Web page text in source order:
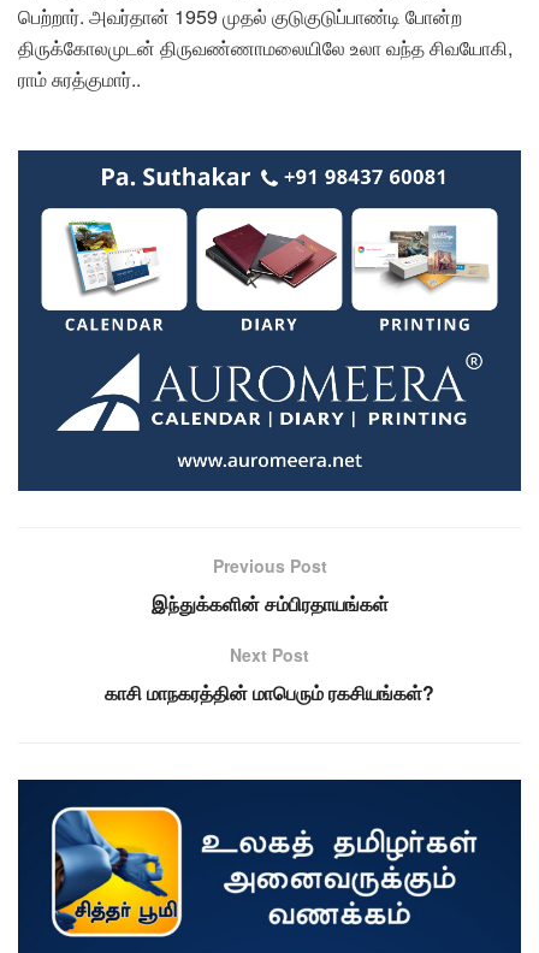
பெற்றார். அவர்தான் 1959 முதல் குடுகுடுப்பாண்டி போன்ற
திருக்கோலமுடன் திருவண்ணாமலையிலே உலா வந்த சிவயோகி,
ராம் சுரத்குமார்..
Previous Post
இந்துக்களின் சம்பிரதாயங்கள்
Next Post
காசி மாநகரத்தின் மாபெரும் ரகசியங்கள்?